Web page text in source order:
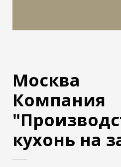
Москва
Компания
кухонь на